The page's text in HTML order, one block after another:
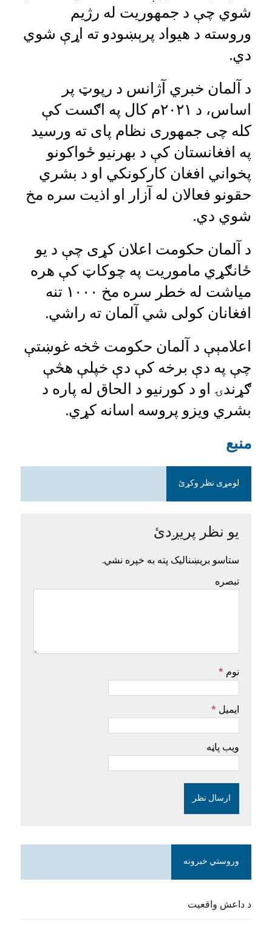
شوي چې د جمهوریت له رژيم
وروسته د هیواد پرېښودو ته اړې شوي
دي.
د آلمان خبري آژانس د رپوټ پر
اساس، د ۲۰۲۱م کال په اګست کې
کله چی جمهوری نظام پای ته ورسید
په افغانستان کې د بهرنيو ځواکونو
پخواني افغان کارکونکي او د بشري
حقونو فعالان له آزار او اذیت سره مخ
شوي دي.
د آلمان حکومت اعلان کړی چې د یو
ځانګړي ماموريت په چوکاټ کې هره
میاشت له خطر سره مخ ۱۰۰۰ تنه
افغانان کولی شي آلمان ته راشي.
اعلامېې د آلمان حکومت څخه غوښتې
چې په دې برخه کې دې خپلې هڅې
ګړندۍ او د کورنیو د الحاق له پاره د
بشري ويزو پروسه اسانه کړي.
منبع
لومړی نظر وکړئ
یو نظر پریږدئ
ستاسو بریښنالیک پته به خپره نشي.
تبصره
نوم *
ایمیل *
ویب پاڼه
وروستي خبرونه
د داعش واقعیت